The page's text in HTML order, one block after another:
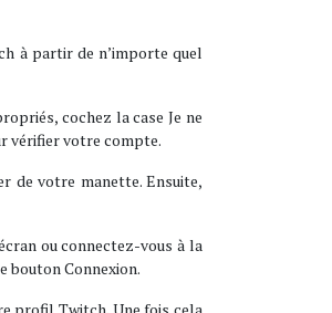
à partir de n’importe quel
cochez la case Je ne
vérifier votre compte.
de votre manette. Ensuite,
ou connectez-vous à la
bouton Connexion.